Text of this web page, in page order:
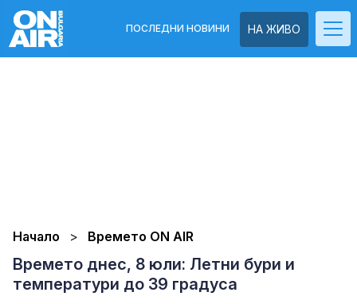
НА ЖИВО
ПОСЛЕДНИ НОВИНИ
Начало Времето ON AIR
Времето днес, 8 юли: Летни бури и
температури до 39 градуса